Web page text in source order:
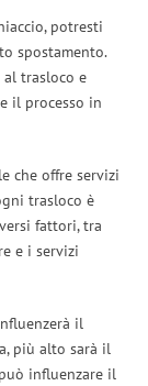
potresti
spostamento.
trasloco e
il processo in
che offre servizi
trasloco è
fattori, tra
e i servizi
il
più alto sarà il
influenzare il